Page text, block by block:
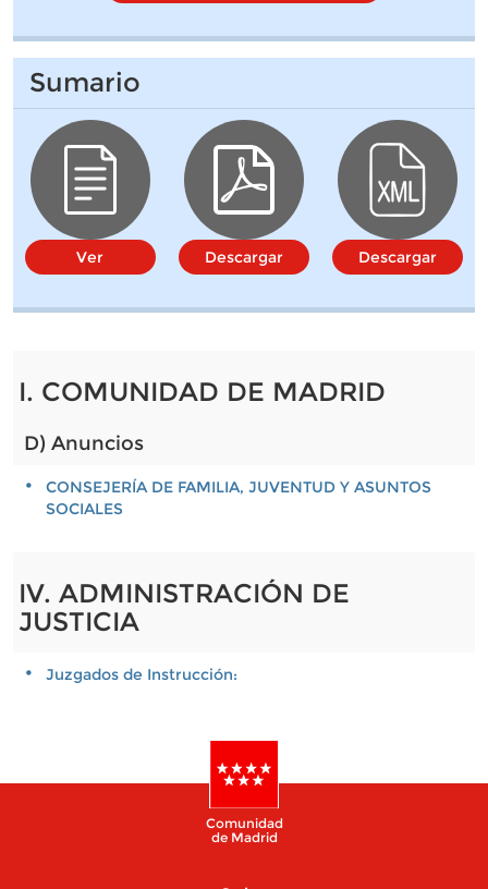
Sumario
Ver Descargar Descargar
I. COMUNIDAD DE MADRID
D) Anuncios
CONSEJERÍA DE FAMILIA, JUVENTUD Y ASUNTOS
SOCIALES
IV. ADMINISTRACIÓN DE
JUSTICIA
Juzgados de Instrucción:
Comunidad
de Madrid